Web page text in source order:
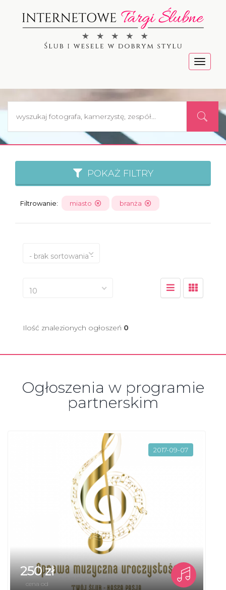
Menu
POKAŻ FILTRY
Filtrowanie: miasto branża
- brak sortowania -
10
Ilość znalezionych ogłoszeń 0
Ogłoszenia w programie
partnerskim
2017-09-07
250 zł
cena od